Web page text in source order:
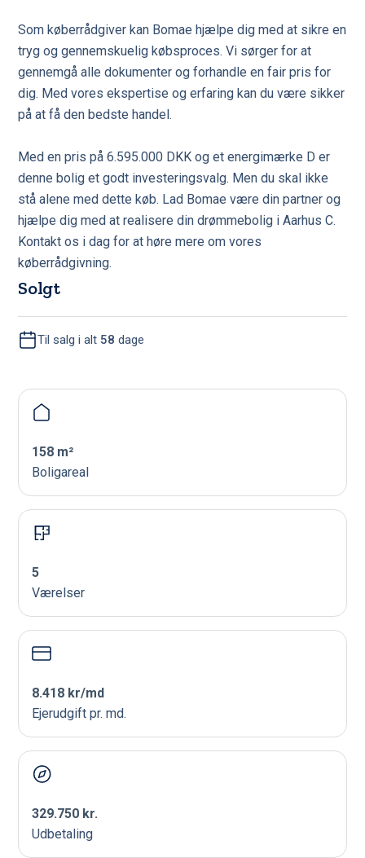
Som køberrådgiver kan Bomae hjælpe dig med at sikre en
tryg og gennemskuelig købsproces. Vi sørger for at
gennemgå alle dokumenter og forhandle en fair pris for
dig. Med vores ekspertise og erfaring kan du være sikker
på at få den bedste handel.
Med en pris på 6.595.000 DKK og et energimærke D er
denne bolig et godt investeringsvalg. Men du skal ikke
stå alene med dette køb. Lad Bomae være din partner og
hjælpe dig med at realisere din drømmebolig i Aarhus C.
Kontakt os i dag for at høre mere om vores
køberrådgivning.
Solgt
Til salg i alt58 dage
158 m²
Boligareal
5
Værelser
8.418 kr/md
Ejerudgift pr. md.
329.750 kr.
Udbetaling